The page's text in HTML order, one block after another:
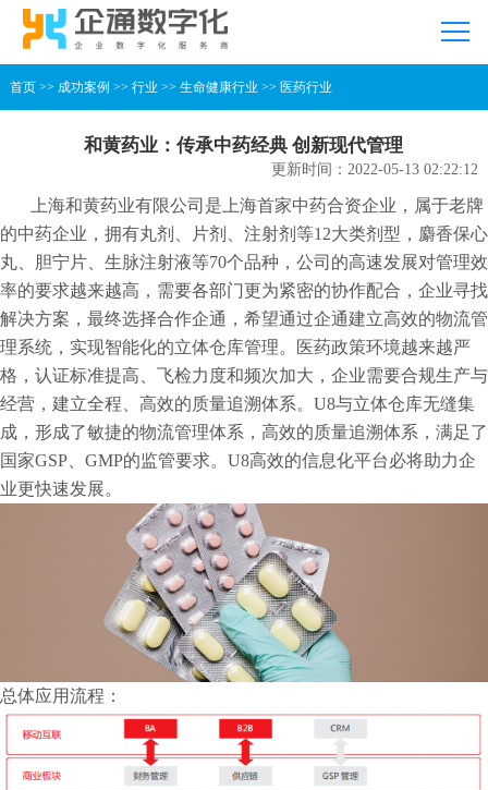
首页>> 成功案例 >> 行业 >> 生命健康行业 >> 医药行业
和黄药业：传承中药经典 创新现代管理
更新时间：2022-05-13 02:22:12
上海和黄药业有限公司是上海首家中药合资企业，属于老牌
的中药企业，拥有丸剂、片剂、注射剂等12大类剂型，麝香保心
丸、胆宁片、生脉注射液等70个品种，公司的高速发展对管理效
率的要求越来越高，需要各部门更为紧密的协作配合，企业寻找
解决方案，最终选择合作企通，希望通过企通建立高效的物流管
理系统，实现智能化的立体仓库管理。医药政策环境越来越严
格，认证标准提高、飞检力度和频次加大，企业需要合规生产与
经营，建立全程、高效的质量追溯体系。U8与立体仓库无缝集
成，形成了敏捷的物流管理体系，高效的质量追溯体系，满足了
国家GSP、GMP的监管要求。U8高效的信息化平台必将助力企
业更快速发展。
总体应用流程：